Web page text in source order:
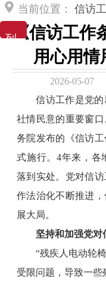
当前位置： 信访
《信访工
用心用情
2026-05-07
信访工作是党
社情民意的重要窗口
务院发布的《信访
式施行。4年来，各
落到实处。党对信
作法治化不断推进
展大局。
坚持和加强党对
“残疾人电动轮
受限问题，导致一